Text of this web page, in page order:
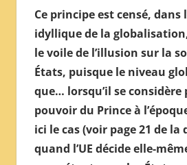
Ce principe est censé, dans
idyllique de la
le voile de l’illusion sur la
États, puisque le niveau
que… lorsqu’il se considère
pouvoir du Prince à
ici le cas (voir page 21 de la
quand l’UE décide elle-